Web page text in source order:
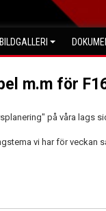
BILDGALLERI
m.m för
på våra lags
vi har för veckan